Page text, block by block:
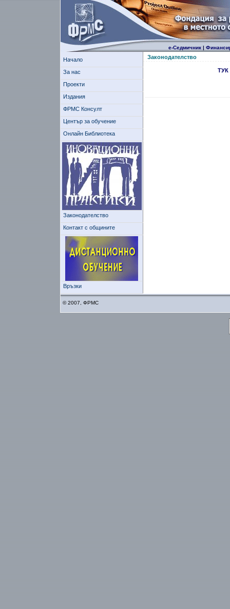
е-Седмичник|
Начало
За нас
Проекти
Издания
ФРМС Консулт
Център за обучение
Онлайн Библиотека
Законодателство
Контакт с общините
Връзки
Законодателство
© 2007, ФРМС